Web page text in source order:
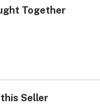
Together
Seller